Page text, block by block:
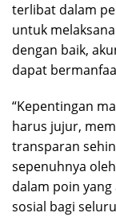
terlibat dalam
untuk
dengan baik,
dapat
“Kepentingan
harus jujur,
transparan
sepenuhnya
dalam poin
sosial bagi